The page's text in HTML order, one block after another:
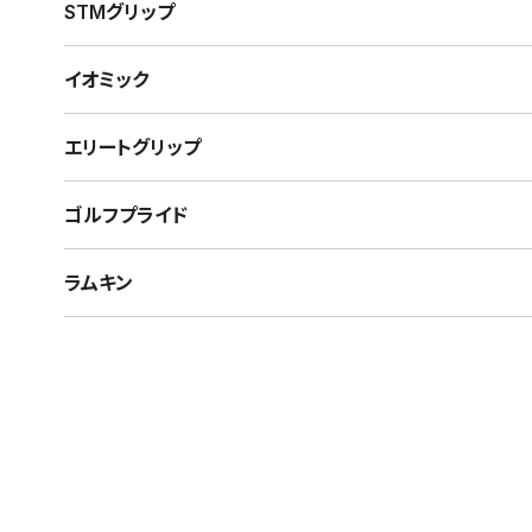
STMグリップ
イオミック
エリートグリップ
ゴルフプライド
ラムキン